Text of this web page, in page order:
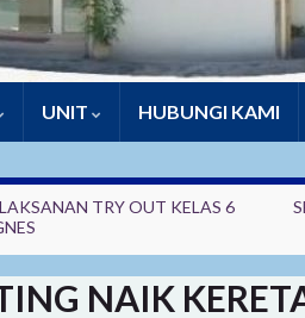
UNIT HUBUNGI KAMI
TRY OUT KELAS 6
NAIK